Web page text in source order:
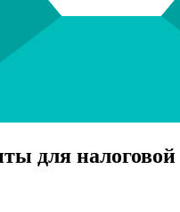
для налоговой